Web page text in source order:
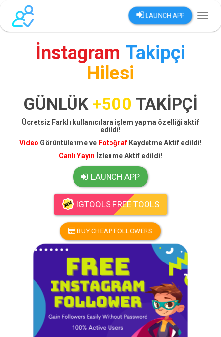
LAUNCH APP
İnstagram Takipçi
Hilesi
GÜNLÜK +500 TAKİPÇİ
Ücretsiz Farklı kullanıcılara işlem yapma özelliği aktif
edildi!
Video Görüntülenme ve Fotoğraf Kaydetme Aktif edildi!
Canlı Yayın İzlenme Aktif edildi!
LAUNCH APP
IGTOOLS FREE TOOLS
BUY CHEAP FOLLOWERS